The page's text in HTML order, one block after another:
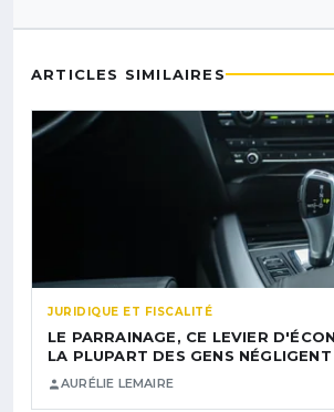
ARTICLES SIMILAIRES
JURIDIQUE ET FISCALITÉ
LE PARRAINAGE, CE LEVIER
LA PLUPART DES GENS NÉGLIGENT
AURÉLIE LEMAIRE